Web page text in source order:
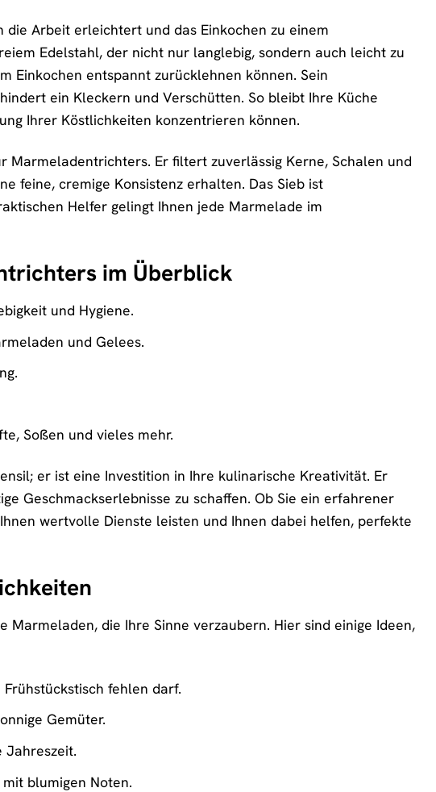
Arbeit erleichtert und das Einkochen zu einem
Edelstahl, der nicht nur langlebig, sondern auch leicht zu
Einkochen entspannt zurücklehnen können. Sein
ein Kleckern und Verschütten. So bleibt Ihre Küche
Ihrer Köstlichkeiten konzentrieren können.
Er filtert zuverlässig Kerne, Schalen und
feine, cremige Konsistenz erhalten. Das Sieb ist
Helfer gelingt Ihnen jede Marmelade im
im Überblick
und Hygiene.
und Gelees.
Soßen und vieles mehr.
er ist eine Investition in Ihre kulinarische Kreativität. Er
Geschmackserlebnisse zu schaffen. Ob Sie ein erfahrener
wertvolle Dienste leisten und Ihnen dabei helfen, perfekte
die Ihre Sinne verzaubern. Hier sind einige Ideen,
fehlen darf.
Gemüter.
blumigen Noten.